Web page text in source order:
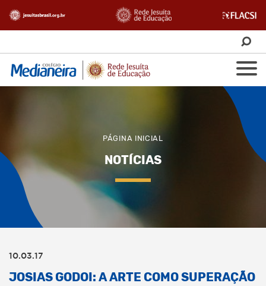
PÁGINA INICIAL
NOTÍCIAS
10.03.17
JOSIAS GODOI: A ARTE COMO SUPERAÇÃO